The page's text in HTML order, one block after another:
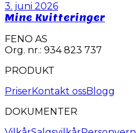
3. juni 2026
Mine Kvitteringer
FENO AS
Org. nr.: 934 823 737
PRODUKT
PriserKontakt ossBlogg
DOKUMENTER